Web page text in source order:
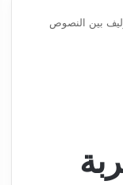
بين النصوص